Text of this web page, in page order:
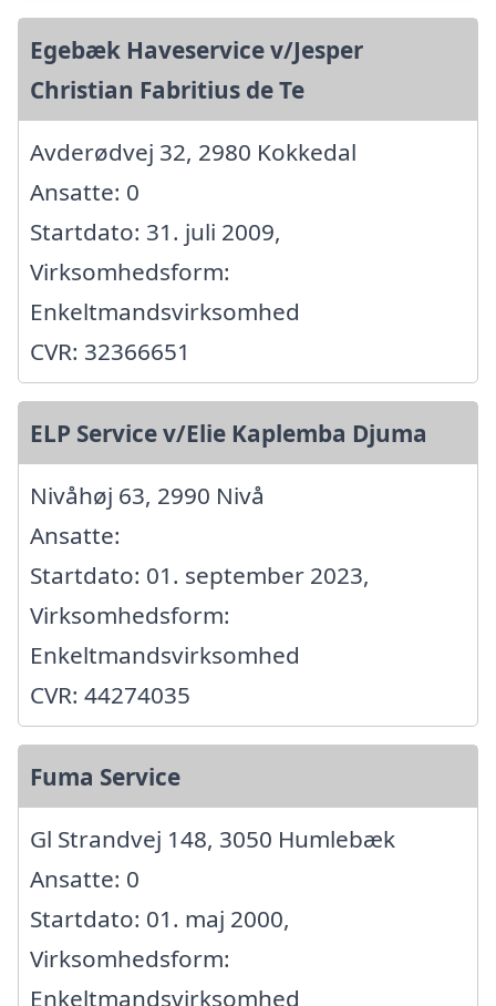
Egebæk Haveservice v/Jesper
Christian Fabritius de Te
Avderødvej 32, 2980 Kokkedal
Ansatte: 0
Startdato: 31. juli 2009,
Virksomhedsform:
Enkeltmandsvirksomhed
CVR: 32366651
ELP Service v/Elie Kaplemba Djuma
Nivåhøj 63, 2990 Nivå
Ansatte:
Startdato: 01. september 2023,
Virksomhedsform:
Enkeltmandsvirksomhed
CVR: 44274035
Fuma Service
Gl Strandvej 148, 3050 Humlebæk
Ansatte: 0
Startdato: 01. maj 2000,
Virksomhedsform:
Enkeltmandsvirksomhed